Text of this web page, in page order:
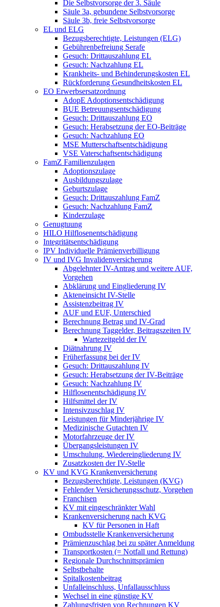
Die Selbstvorsorge der 3. Säule
Säule 3a, gebundene Selbstvorsorge
Säule 3b, freie Selbstvorsorge
EL und ELG
Bezugsberechtigte, Leistungen (ELG)
Gebührenbefreiung Serafe
Gesuch: Drittauszahlung EL
Gesuch: Nachzahlung EL
Krankheits- und Behinderungskosten EL
Rückforderung Gesundheitskosten EL
EO Erwerbsersatzordnung
AdopE Adoptionsentschädigung
BUE Betreuungsentschädigung
Gesuch: Drittauszahlung EO
Gesuch: Herabsetzung der EO-Beiträge
Gesuch: Nachzahlung EO
MSE Mutterschaftsentschädigung
VSE Vaterschaftsentschädigung
FamZ Familienzulagen
Adoptionszulage
Ausbildungszulage
Geburtszulage
Gesuch: Drittauszahlung FamZ
Gesuch: Nachzahlung FamZ
Kinderzulage
Genugtuung
HILO Hilflosenentschädigung
Integritätsentschädigung
IPV Individuelle Prämienverbilligung
IV und IVG Invalidenversicherung
Abgelehnter IV-Antrag und weitere AUF,
Vorgehen
Abklärung und Eingliederung IV
Akteneinsicht IV-Stelle
Assistenzbeitrag IV
AUF und EUF, Unterschied
Berechnung Betrag und IV-Grad
Berechnung Taggelder, Beitragszeiten IV
Wartezeitgeld der IV
Diätnahrung IV
Früherfassung bei der IV
Gesuch: Drittauszahlung IV
Gesuch: Herabsetzung der IV-Beiträge
Gesuch: Nachzahlung IV
Hilflosenentschädigung IV
Hilfsmittel der IV
Intensivzuschlag IV
Leistungen für Minderjährige IV
Medizinische Gutachten IV
Motorfahrzeuge der IV
Übergangsleistungen IV
Umschulung, Wiedereingliederung IV
Zusatzkosten der IV-Stelle
KV und KVG Krankenversicherung
Bezugsberechtigte, Leistungen (KVG)
Fehlender Versicherungsschutz, Vorgehen
Franchisen
KV mit eingeschränkter Wahl
Krankenversicherung nach KVG
KV für Personen in Haft
Ombudsstelle Krankenversicherung
Prämienzuschlag bei zu später Anmeldung
Transportkosten (= Notfall und Rettung)
Regionale Durchschnittsprämien
Selbstbehalte
Spitalkostenbeitrag
Unfalleinschluss, Unfallausschluss
Wechsel in eine günstige KV
Zahlungsfristen von Rechnungen KV